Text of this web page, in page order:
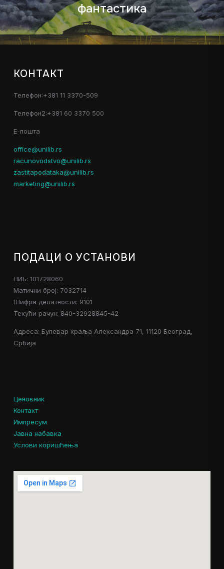
фантастика
КОНТАКТ
Телефон:+381 11 3370-509
Телефон2:+381 60 3370 500
Е-пошта
office@unilib.rs
racunovodstvo@unilib.rs
zastitapodataka@unilib.rs
marketing@unilib.rs
ПОДАЦИ О УСТАНОВИ
ПИБ: 101728060
Матични број: 7032714
Шифра делатности: 9101
Текући рачун: 840-32928845-42
Адреса: Булевар краља Александра 71, 11120 Београд,
Србија
Ценовник
Контакт
Импресум
Јавна набавка
Услови коришћења